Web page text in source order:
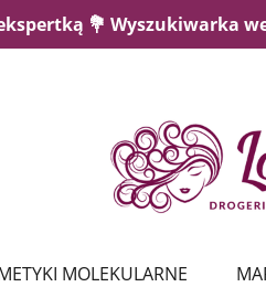
💐 Wyszukiwarka
MOLEKULARNE